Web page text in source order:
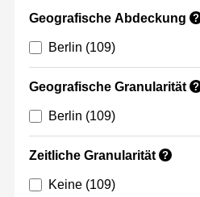
Geografische Abdeckung ?
Berlin (109)
Geografische Granularität ?
Berlin (109)
Zeitliche Granularität ?
Keine (109)